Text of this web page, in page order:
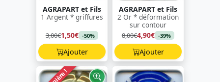
AGRAPART et Fils
1 Argent * griffures
3,00€1,50€ -50%
Ajouter
AGRAPART et Fils
2 Or * déformation
sur contour
8,00€4,90€ -39%
Ajouter